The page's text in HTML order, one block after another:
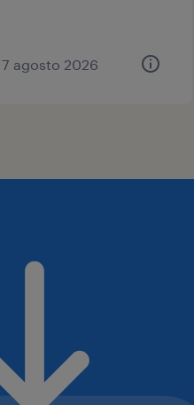
agosto 2026